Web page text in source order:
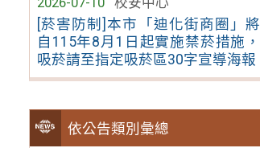
[菸害防制]本市「迪化街商圈」將
自115年8月1日起實施禁菸措施，
吸菸請至指定吸菸區30字宣導海報
依公告類別彙總